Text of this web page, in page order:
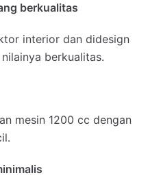
berkualitas
interior dan didesign
berkualitas.
mesin 1200 cc dengan